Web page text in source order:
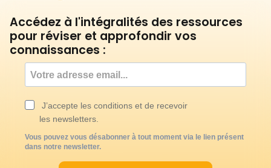
Accédez à l'intégralités des ressources
pour réviser et approfondir vos
connaissances :
J’accepte les conditions et de recevoir
les newsletters.
Vous pouvez vous désabonner à tout moment via le lien présent
dans notre newsletter.